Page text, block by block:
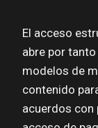
El acceso
abre por
modelos de
contenido
acuerdos